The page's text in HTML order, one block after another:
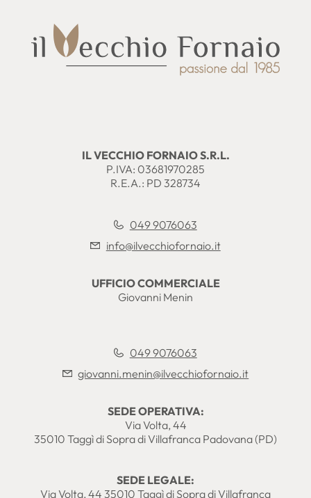
IL VECCHIO FORNAIO S.R.L.
P.IVA: 03681970285
R.E.A.: PD 328734
049 9076063
info@ilvecchiofornaio.it
UFFICIO COMMERCIALE
Giovanni Menin
049 9076063
giovanni.menin@ilvecchiofornaio.it
SEDE OPERATIVA:
Via Volta, 44
35010 Taggì di Sopra di Villafranca Padovana (PD)
SEDE LEGALE:
Via Volta, 44 35010 Taggì di Sopra di Villafranca